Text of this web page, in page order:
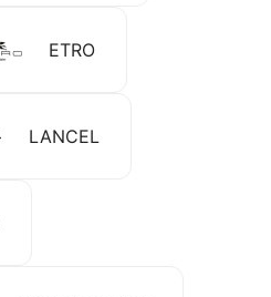
ETRO
LANCEL